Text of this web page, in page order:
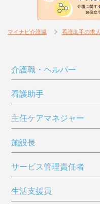
マイナビ介護職 看護助手の求人
介護職・ヘルパー
看護助手
主任ケアマネジャー
施設長
サービス管理責任者
生活支援員